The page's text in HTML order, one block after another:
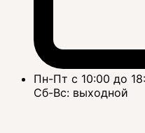
Пн-Пт с 10:00 до
Сб-Вс: выходной